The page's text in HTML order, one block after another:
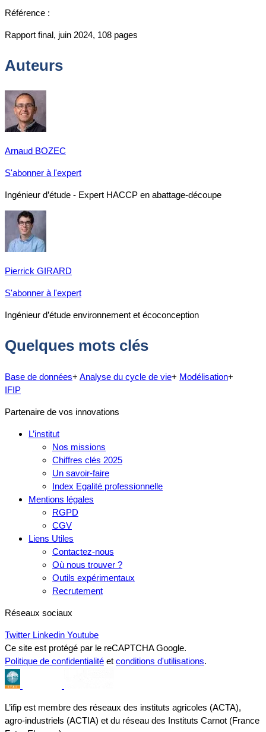
Référence :
Rapport final, juin 2024, 108 pages
Auteurs
Arnaud BOZEC
S'abonner à l'expert
Ingénieur d’étude - Expert HACCP en abattage-découpe
Pierrick GIRARD
S'abonner à l'expert
Ingénieur d’étude environnement et écoconception
Quelques mots clés
Base de données+ Analyse du cycle de vie+ Modélisation+
IFIP
Partenaire de vos innovations
L’institut
Nos missions
Chiffres clés 2025
Un savoir-faire
Index Egalité professionnelle
Mentions légales
RGPD
CGV
Liens Utiles
Contactez-nous
Où nous trouver ?
Outils expérimentaux
Recrutement
Réseaux sociaux
Twitter Linkedin Youtube
Ce site est protégé par le reCAPTCHA Google.
Politique de confidentialité et conditions d'utilisations.
L’ifip est membre des réseaux des instituts agricoles (ACTA),
agro-industriels (ACTIA) et du réseau des Instituts Carnot (France